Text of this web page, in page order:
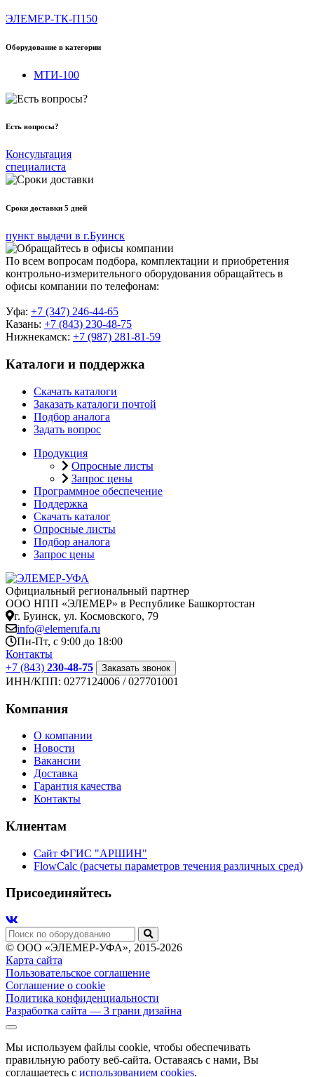
ЭЛЕМЕР-ТК-П150
Оборудование в категории
МТИ-100
Есть вопросы?
Консультация
специалиста
Сроки доставки 5 дней
пункт выдачи в г.Буинск
По всем вопросам подбора, комплектации и приобретения
контрольно-измерительного оборудования обращайтесь в
офисы компании по телефонам:
Уфа: +7 (347) 246-44-65
Казань: +7 (843) 230-48-75
Нижнекамск: +7 (987) 281-81-59
Каталоги и поддержка
Скачать каталоги
Заказать каталоги почтой
Подбор аналога
Задать вопрос
Продукция
Опросные листы
Запрос цены
Программное обеспечение
Поддержка
Скачать каталог
Опросные листы
Подбор аналога
Запрос цены
Официальный региональный партнер
ООО НПП «ЭЛЕМЕР» в Республике Башкортостан
г. Буинск, ул. Космовского, 79
info@elemerufa.ru
Пн-Пт, с 9:00 до 18:00
Контакты
+7 (843) 230-48-75 Заказать звонок
ИНН/КПП: 0277124006 / 027701001
Компания
О компании
Новости
Вакансии
Доставка
Гарантия качества
Контакты
Клиентам
Сайт ФГИС "АРШИН"
FlowCalc (расчеты параметров течения различных сред)
Присоединяйтесь
© ООО «ЭЛЕМЕР-УФА», 2015-2026
Карта сайта
Пользовательское соглашение
Соглашение о cookie
Политика конфиденциальности
Разработка сайта — 3 грани дизайна
Мы используем файлы cookie, чтобы обеспечивать
правильную работу веб-сайта. Оставаясь с нами, Вы
соглашаетесь с использованием cookies.